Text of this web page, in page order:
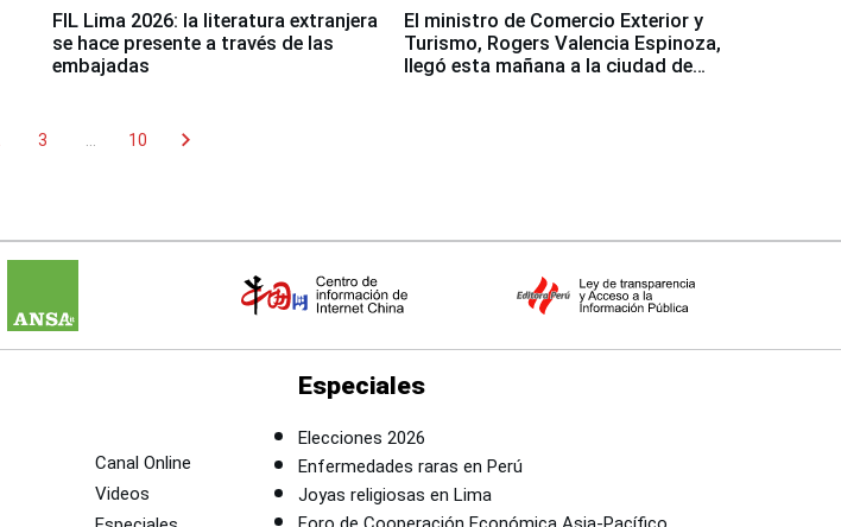
FIL Lima 2026: la literatura extranjera
se hace presente a través de las
embajadas
El ministro de Comercio Exterior y
Turismo, Rogers Valencia Espinoza,
llegó esta mañana a la ciudad de
3 10 chevron_right
Canal Online
Videos
Especiales
Elecciones 2026
Enfermedades raras en Perú
Joyas religiosas en Lima